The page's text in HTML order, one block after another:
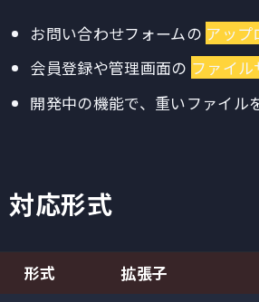
お問い合わせフォームの アップ
会員登録や管理画面の ファイル
開発中の機能で、重いファイル
対応形式
形式 拡張子